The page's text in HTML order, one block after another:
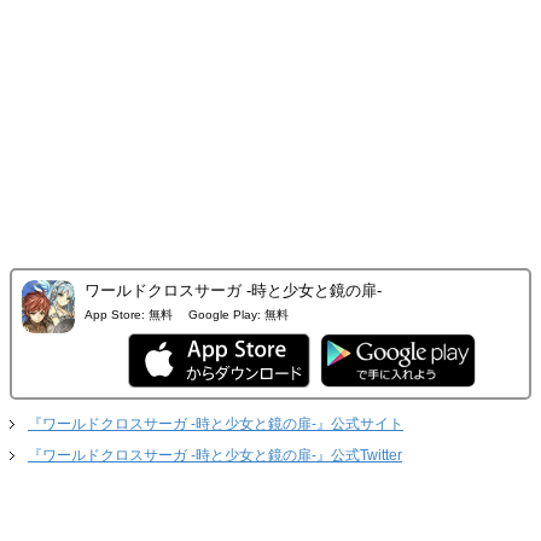
ワールドクロスサーガ -時と少女と鏡の扉-
App Store: 無料 Google Play: 無料
『ワールドクロスサーガ -時と少女と鏡の扉-』公式サイト
『ワールドクロスサーガ -時と少女と鏡の扉-』公式Twitter